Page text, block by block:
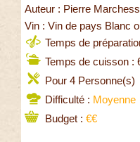
Auteur : Pierre
Vin : Vin de pays Blanc
Temps de
Temps de cuisson :
Pour 4 Personne(s)
Difficulté : Moyenne
Budget : €€